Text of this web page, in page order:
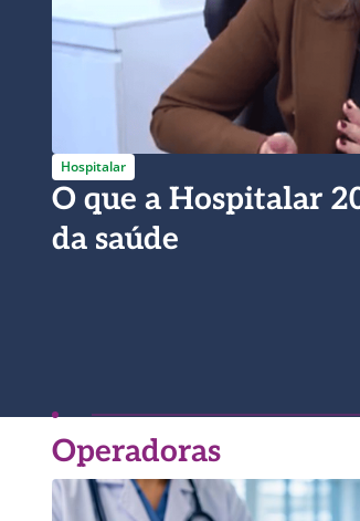
Hospitalar
O que a Hospitalar
da saúde
Operadoras